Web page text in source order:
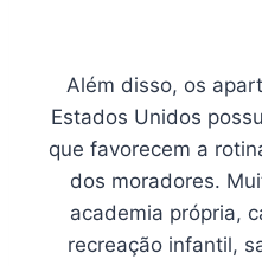
Além disso, os
Estados Unidos
que favorecem a
dos moradores.
academia própria,
recreação infantil,